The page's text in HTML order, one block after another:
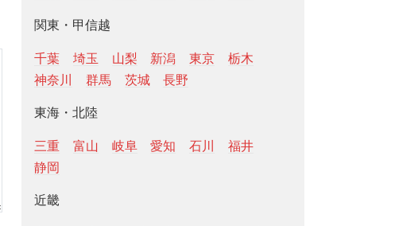
関東・甲信越
千葉 埼玉 山梨 新潟 東京
栃木
神奈川
群馬 茨城 長野
東海・北陸
三重 富山 岐阜 愛知 石川
福井
静岡
近畿